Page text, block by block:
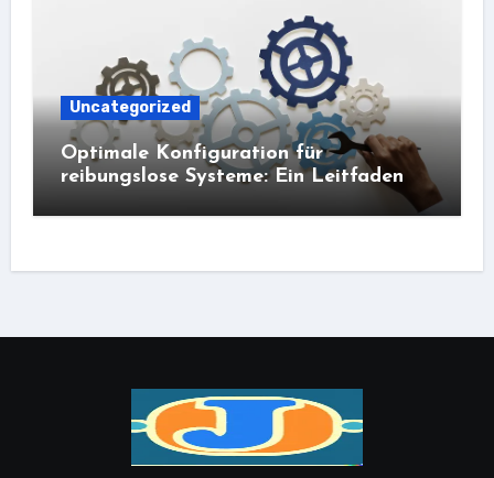
Uncategorized
Optimale Konfiguration für
reibungslose Systeme: Ein Leitfaden